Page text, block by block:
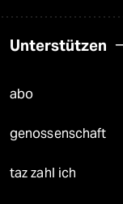
Unterstützen
abo
genossenschaft
taz zahl ich